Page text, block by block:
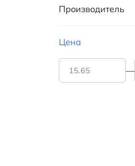
Производитель
Цена
—